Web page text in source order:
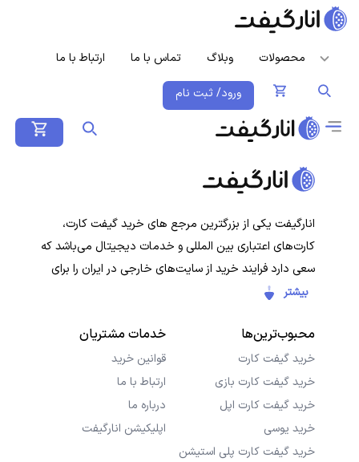
محصولات وبلاگ تماس با ما ارتباط با ما
ورود/ ثبت نام
انارگیفت یکی از بزرگترین مرجع های خرید گیفت کارت،
کارت‌های اعتباری بین المللی و خدمات دیجیتال می‌باشد که
سعی دارد فرایند خرید از سایت‌های خارجی در ایران را برای
کاربران ایرانی ساده‌تر کند. هدف ما ارائه تجربه‌ای سریع، امن و
کاربران با خیال راحت خرید کنند و در کمترین زمان دریافت
کنند.
بیشتر
محبوب‌ترین‌ها
خرید گیفت کارت
خرید گیفت کارت بازی
خرید گیفت کارت اپل
خرید یوسی
خرید گیفت کارت پلی استیشن
خدمات مشتریان
قوانین خرید
ارتباط با ما
درباره ما
اپلیکیشن انارگیفت